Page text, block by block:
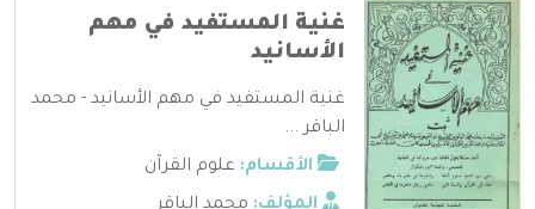
غنية المستفيد في مهم
الأسانيد
غنية المستفيد في مهم الأسانيد - محمد
الباقر ...
الأقسام: علوم القرآن